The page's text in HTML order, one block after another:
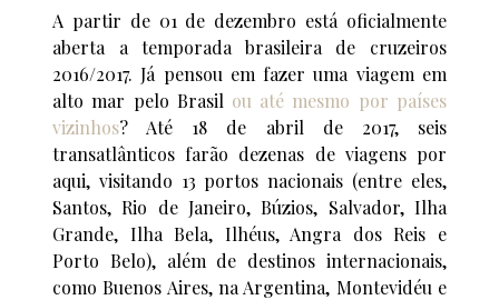
A partir de 01 de dezembro está oficialmente
aberta a temporada brasileira de cruzeiros
2016/2017. Já pensou em fazer uma viagem em
alto mar pelo Brasil ou até mesmo por países
vizinhos? Até 18 de abril de 2017, seis
transatlânticos farão dezenas de viagens por
aqui, visitando 13 portos nacionais (entre eles,
Santos, Rio de Janeiro, Búzios, Salvador, Ilha
Grande, Ilha Bela, Ilhéus, Angra dos Reis e
Porto Belo), além de destinos internacionais,
como Buenos Aires, na Argentina, Montevidéu e